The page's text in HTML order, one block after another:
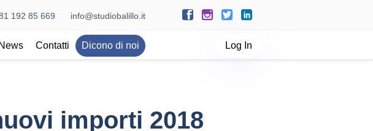
192 85 669 info@studiobalillo.it
News Contatti Dicono di noi Log In
importi 2018